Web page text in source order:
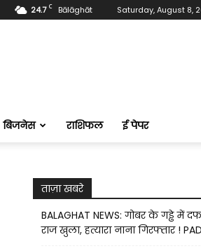
24.7 C Bālāghāt Saturday, August 8,
बिजनेस राशिफल ई पेपर
ताज़ा खबरे
BALAGHAT NEWS: गोबर के गड्ढे में
राज खुला, हत्यारा नाना गिरफ्तार !